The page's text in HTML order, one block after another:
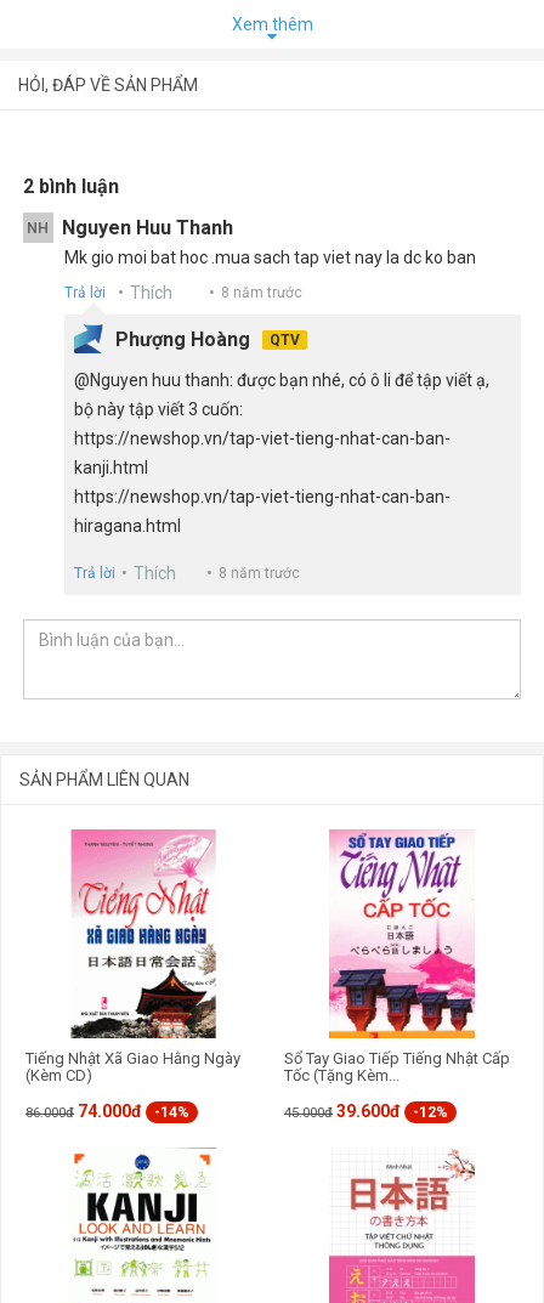
cái tiếng Nhật hiệu quả và tiết kiệm thời gian nhất.
Học bảng chữ cái tiếng Nhật bằng cách viết thật
có rất nhiều ô vuông.
Học bảng chữ cái tiếng Nhật qua Flashcard.
Tìm những người bạn để học cùng.
Tập viết bảng chữ cái Katakana
Luyện Tập
Phụ lục từ vựng: Địa danh của Việt Nam và các thành
ngữ nước Nhật.
Nhằm giúp bạn học luyện tập viết được nhiều hơn trong
TẬP VIẾT TIẾNG NHẬT CĂN BẢN bộ sách gồm 3 cuốn:
- Tập viết chữ Katakana
- Tập viết chữ Hiragana
Các bạn có thể tham khảo thêm :
Top 100 Sách Học Tiếng Nhật Bán Chạy Nhất Hiện Nay
Xem thêm
HỎI, ĐÁP VỀ SẢN PHẨM
2 bình luận
NH Nguyen Huu Thanh
Mk gio moi bat hoc .mua sach tap viet nay la dc ko ban
Trả lời Thích 8 năm trước
Phượng Hoàng QTV
@Nguyen huu thanh: được bạn nhé, có ô li để tập viết ạ,
bộ này tập viết 3 cuốn:
https://newshop.vn/tap-viet-tieng-nhat-can-ban-
kanji.html
https://newshop.vn/tap-viet-tieng-nhat-can-ban-
hiragana.html
Trả lời Thích 8 năm trước
GỬI BÌNH LUẬN
SẢN PHẨM LIÊN QUAN
Tiếng Nhật Xã Giao Hằng Ngày
(Kèm CD)
86.000đ 74.000đ -14%
Sổ Tay Giao Tiếp Tiếng Nhật Cấp
Tốc (Tặng Kèm...
45.000đ 39.600đ -12%